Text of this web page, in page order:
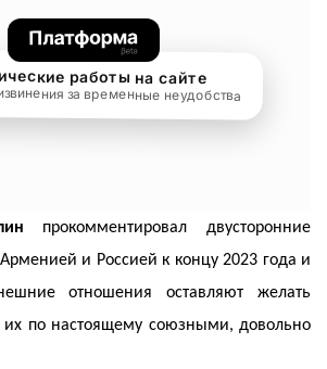
прокомментировал двусторонние
и Россией к концу 2023 года и
отношения оставляют желать
их по настоящему союзными, довольно